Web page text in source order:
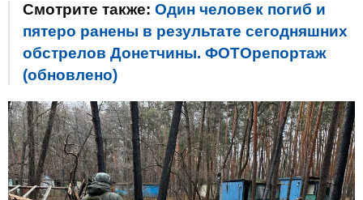
Смотрите также: Один человек погиб и
пятеро ранены в результате сегодняшних
обстрелов Донетчины. ФОТОрепортаж
(обновлено)